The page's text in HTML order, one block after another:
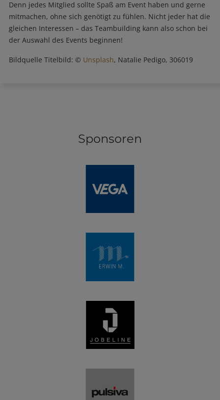
Denn jedes Mitglied sollte Spaß am Event haben und gerne
mitmachen, ohne sich genötigt zu fühlen. Nicht jeder hat die
gleichen Interessen – das Teambuilding kann also schon bei
der Auswahl des Events beginnen!
Bildquelle Titelbild: © Unsplash, Natalie Pedigo, 306019
Sponsoren